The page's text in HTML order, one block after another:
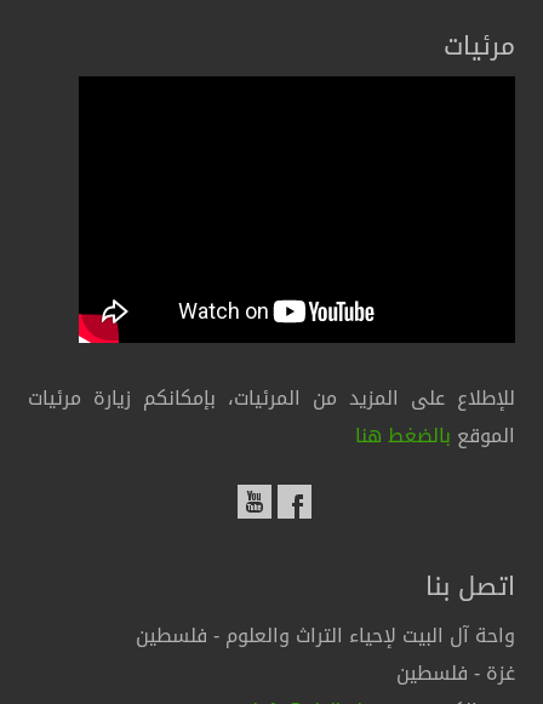
مرئيات
للإطلاع على المزيد من المرئيات، بإمكانكم زيارة مرئيات
الموقع بالضغط هنا
اتصل بنا
واحة آل البيت لإحياء التراث والعلوم - فلسطين
غزة - فلسطين